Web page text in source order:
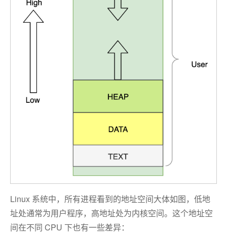
Linux 系统中，所有进程看到的地址空间大体如图，低地
址处通常为用户程序，高地址处为内核空间。这个地址空
间在不同 CPU 下也有一些差异：